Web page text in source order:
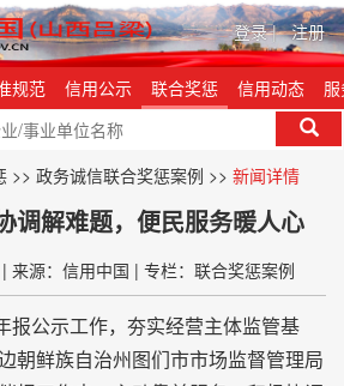
登录| 注册
规范 信用公示 联合奖惩 信用动态
>> 政务诚信联合奖惩案例 >> 新闻详情
调解难题，便民服务暖人心
| 来源：信用中国 | 专栏：联合奖惩案例
公示工作，夯实经营主体监管基
朝鲜族自治州图们市市场监督管理局